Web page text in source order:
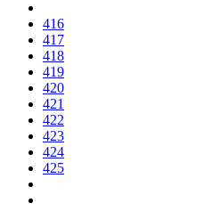
416
417
418
419
420
421
422
423
424
425